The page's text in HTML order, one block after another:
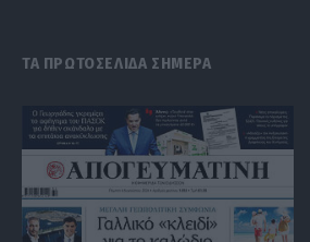
ΤΑ ΠΡΩΤΟΣΕΛΙΔΑ ΣΗΜΕΡΑ